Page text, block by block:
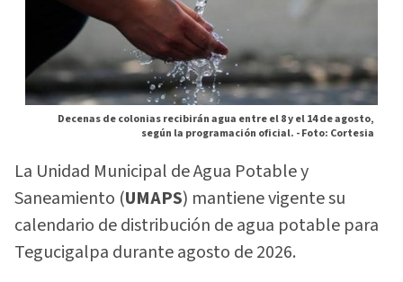
Decenas de colonias recibirán agua entre el 8 y el 14 de agosto,
según la programación oficial. -Foto: Cortesia
La Unidad Municipal de Agua Potable y
Saneamiento (UMAPS) mantiene vigente su
calendario de distribución de agua potable para
Tegucigalpa durante agosto de 2026.